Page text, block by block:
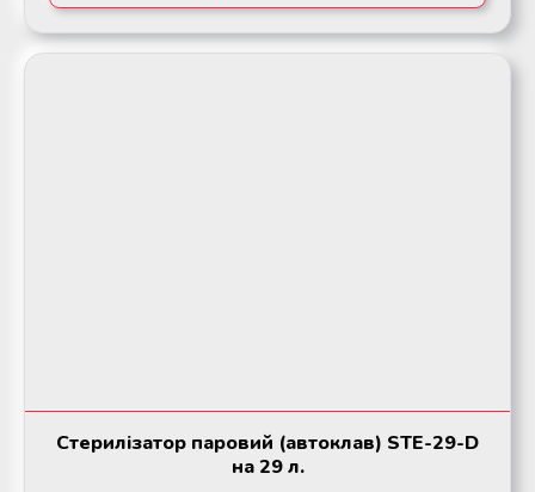
Стерилізатор паровий (автоклав) STE-29-D
на 29 л.